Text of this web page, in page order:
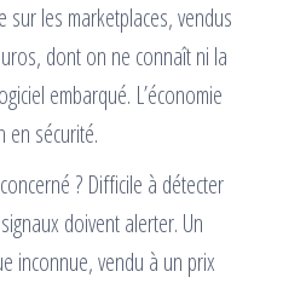
les marketplaces, vendus
dont on ne connaît ni la
embarqué. L’économie
en sécurité.
? Difficile à détecter
doivent alerter. Un
inconnue, vendu à un prix